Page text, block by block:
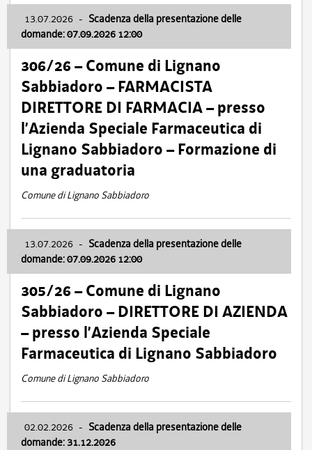
13.07.2026 - Scadenza della presentazione delle
domande: 07.09.2026 12:00
306/26 – Comune di Lignano
Sabbiadoro – FARMACISTA
DIRETTORE DI FARMACIA – presso
l’Azienda Speciale Farmaceutica di
Lignano Sabbiadoro – Formazione di
una graduatoria
Comune di Lignano Sabbiadoro
13.07.2026 - Scadenza della presentazione delle
domande: 07.09.2026 12:00
305/26 – Comune di Lignano
Sabbiadoro – DIRETTORE DI AZIENDA
– presso l’Azienda Speciale
Farmaceutica di Lignano Sabbiadoro
Comune di Lignano Sabbiadoro
02.02.2026 - Scadenza della presentazione delle
domande: 31.12.2026